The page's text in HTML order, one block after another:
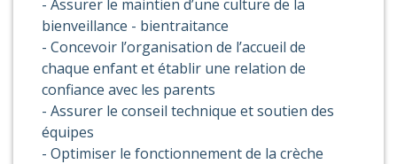
- Assurer le maintien d’une culture de la
bienveillance - bientraitance
- Concevoir l’organisation de l’accueil de
chaque enfant et établir une relation de
confiance avec les parents
- Assurer le conseil technique et soutien des
équipes
- Optimiser le fonctionnement de la crèche